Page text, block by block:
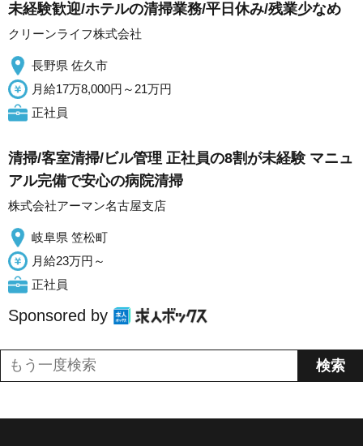
未経験歓迎/ホテルの清掃業務/平日休み/残業少なめ
クリーンライフ株式会社
長野県 佐久市
月給17万8,000円～21万円
正社員
清掃/客室清掃/ビル管理 正社員の8割が未経験 マニュ
アル完備で安心の病院清掃
株式会社アーマン名古屋支店
岐阜県 笠松町
月給23万円～
正社員
Sponsored by